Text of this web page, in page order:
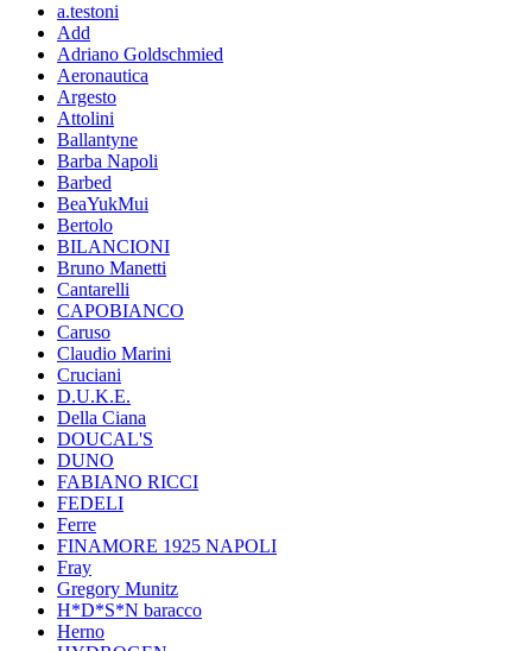
a.testoni
Add
Adriano Goldschmied
Aeronautica
Argesto
Attolini
Ballantyne
Barba Napoli
Barbed
BeaYukMui
Bertolo
BILANCIONI
Bruno Manetti
Cantarelli
CAPOBIANCO
Caruso
Claudio Marini
Cruciani
D.U.K.E.
Della Ciana
DOUCAL'S
DUNO
FABIANO RICCI
FEDELI
Ferre
FINAMORE 1925 NAPOLI
Fray
Gregory Munitz
H*D*S*N baracco
Herno